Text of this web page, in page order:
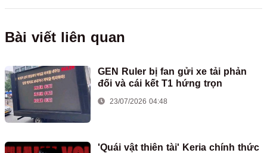
Bài viết liên quan
GEN Ruler bị fan gửi xe tải phản
đối và cái kết T1 hứng trọn
23/07/2026 04:48
'Quái vật thiên tài' Keria chính thức